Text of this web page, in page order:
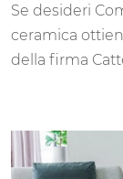
Se desideri
ceramica
della firma